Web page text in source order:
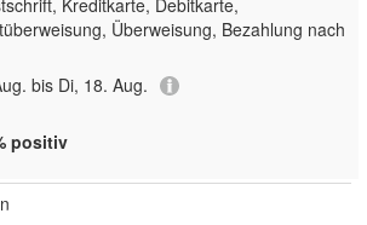
Kreditkarte, Debitkarte,
Überweisung, Bezahlung nach
bis Di, 18. Aug.
positiv